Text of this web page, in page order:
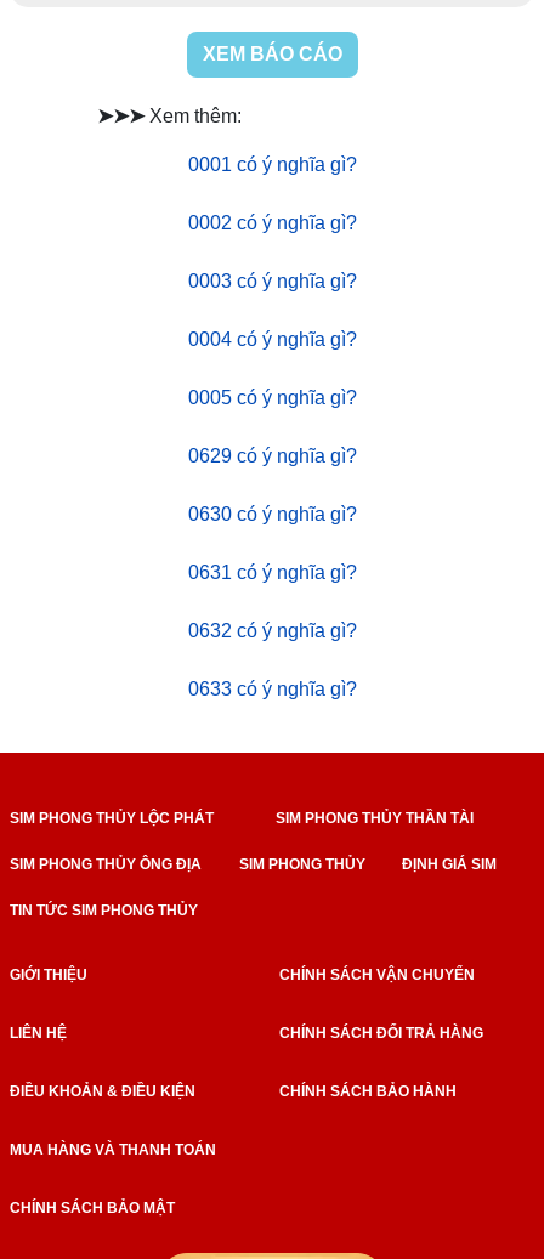
XEM BÁO CÁO
➤➤➤ Xem thêm:
0001 có ý nghĩa gì?
0002 có ý nghĩa gì?
0003 có ý nghĩa gì?
0004 có ý nghĩa gì?
0005 có ý nghĩa gì?
0629 có ý nghĩa gì?
0630 có ý nghĩa gì?
0631 có ý nghĩa gì?
0632 có ý nghĩa gì?
0633 có ý nghĩa gì?
SIM PHONG THỦY LỘC PHÁT SIM PHONG THỦY THẦN TÀI
SIM PHONG THỦY ÔNG ĐỊA SIM PHONG THỦY ĐỊNH GIÁ SIM
TIN TỨC SIM PHONG THỦY
GIỚI THIỆU
LIÊN HỆ
ĐIỀU KHOẢN & ĐIỀU KIỆN
MUA HÀNG VÀ THANH TOÁN
CHÍNH SÁCH BẢO MẬT
CHÍNH SÁCH VẬN CHUYỂN
CHÍNH SÁCH ĐỔI TRẢ HÀNG
CHÍNH SÁCH BẢO HÀNH